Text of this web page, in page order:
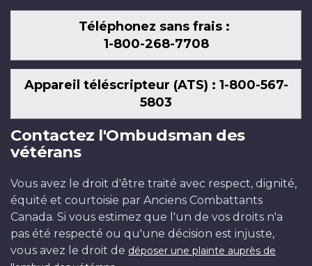
Téléphonez sans frais :
1-800-268-7708
Appareil téléscripteur (ATS) : 1-800-567-
5803
Contactez l'Ombudsman des
vétérans
Vous avez le droit d'être traité avec respect, dignité,
équité et courtoisie par Anciens Combattants
Canada. Si vous estimez que l'un de vos droits n'a
pas été respecté ou qu'une décision est injuste,
vous avez le droit de déposer une plainte auprès de